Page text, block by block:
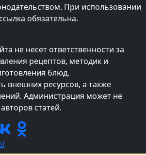
При использовании
обязательна.
не несет ответственности за
рецептов, методик и
блюд,
внешних ресурсов, а также
Администрация может не
статей.